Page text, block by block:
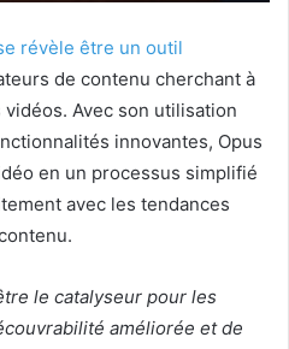
révèle être un outil
de contenu cherchant à
vidéos. Avec son utilisation
innovantes, Opus
en un processus simplifié
avec les tendances
le catalyseur pour les
améliorée et de